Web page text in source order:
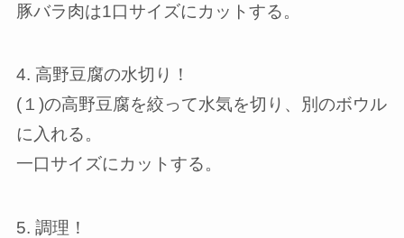
豚バラ肉は1口サイズにカットする。
4. 高野豆腐の水切り！
(１)の高野豆腐を絞って水気を切り、別のボウル
に入れる。
一口サイズにカットする。
5. 調理！